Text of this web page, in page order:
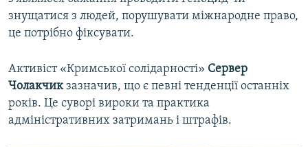
знущатися з людей, порушувати міжнародне право,
це потрібно фіксувати.
Активіст «Кримської солідарності» Сервер
Чолакчикзазначив, що є певні тенденції останніх
років. Це суворі вироки та практика
адміністративних затримань і штрафів.